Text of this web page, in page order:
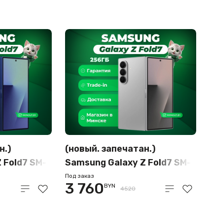
SM-
(синий)
(новый. запечатан.)
Samsung Galaxy Z Fold7 SM-
F966B/DS 12GB/256GB
(серебристый)
Под заказ
3 760BYN 4520